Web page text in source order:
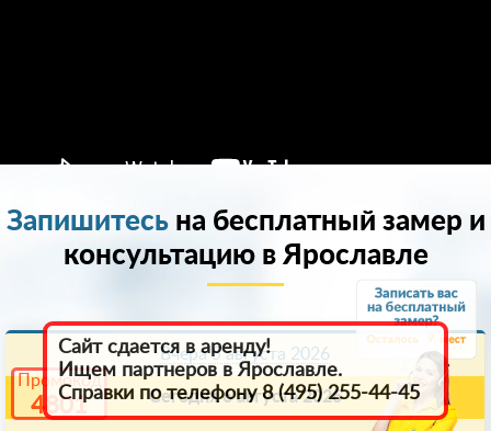
9
Промокод
4801
Запишитесьна бесплатный замер и
консультацию в Ярославле
Вчера 5 августа 2026
Сегодня 6 августа 2026
Сайт сдается в аренду!
Ищем партнеров в Ярославле.
Справки по телефону 8 (495) 255-44-45